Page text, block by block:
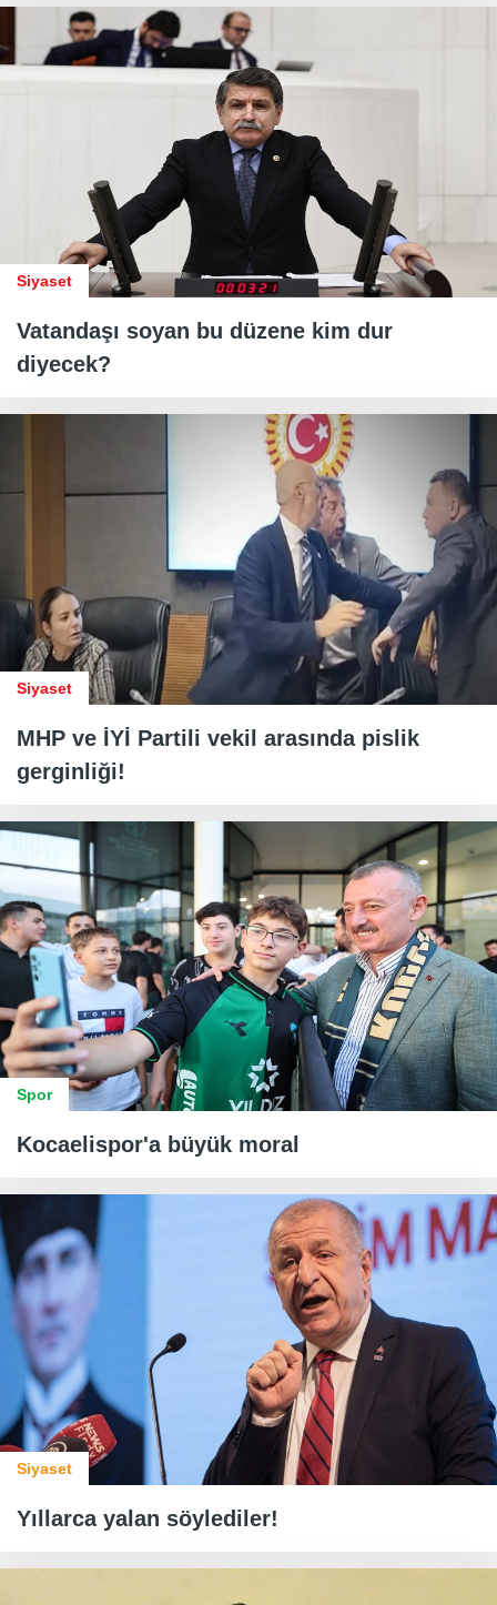
Siyaset
Vatandaşı soyan bu düzene kim dur
diyecek?
Siyaset
MHP ve İYİ Partili vekil arasında pislik
gerginliği!
Spor
Kocaelispor'a büyük moral
Siyaset
Yıllarca yalan söylediler!